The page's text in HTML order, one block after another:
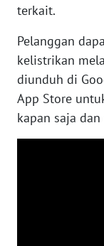
terkait.
Pelanggan
kelistrikan
diunduh di
App Store
kapan saja
SULTENG
WN
SULBAR